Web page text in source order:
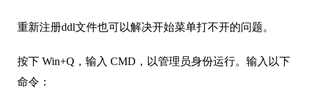
重新注册ddl文件也可以解决开始菜单打不开的问题。
按下 Win+Q，输入 CMD，以管理员身份运行。输入以下
命令：